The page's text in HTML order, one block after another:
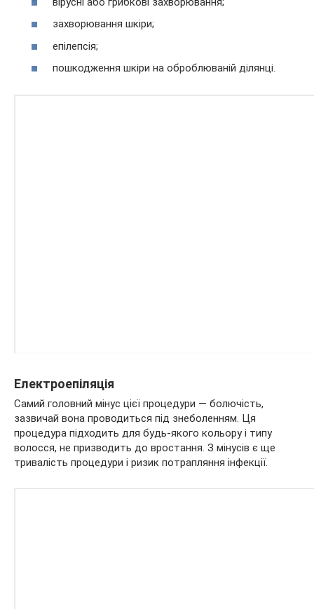
захворювання шкіри;
епілепсія;
пошкодження шкіри на оброблюваній ділянці.
Електроепіляція
Самий головний мінус цієї процедури — болючість,
зазвичай вона проводиться під знеболенням. Ця
процедура підходить для будь-якого кольору і типу
волосся, не призводить до вростання. З мінусів є ще
тривалість процедури і ризик потрапляння інфекції.